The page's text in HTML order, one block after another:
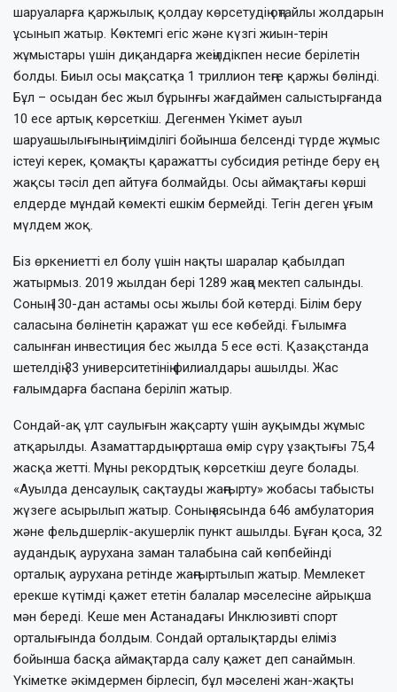
шаруаларға қаржылық қолдау көрсетудің оңтайлы жолдарын
ұсынып жатыр. Көктемгі егіс және күзгі жиын-терін
жұмыстары үшін диқандарға жеңілдікпен несие берілетін
болды. Биыл осы мақсатқа 1 триллион теңге қаржы бөлінді.
Бұл – осыдан бес жыл бұрынғы жағдаймен салыстырғанда
10 есе артық көрсеткіш. Дегенмен Үкімет ауыл
шаруашылығының тиімділігі бойынша белсенді түрде жұмыс
істеуі керек, қомақты қаражатты субсидия ретінде беру ең
жақсы тәсіл деп айтуға болмайды. Осы аймақтағы көрші
елдерде мұндай көмекті ешкім бермейді. Тегін деген ұғым
мүлдем жоқ.
Біз өркениетті ел болу үшін нақты шаралар қабылдап
жатырмыз. 2019 жылдан бері 1289 жаңа мектеп салынды.
Соның 130-дан астамы осы жылы бой көтерді. Білім беру
саласына бөлінетін қаражат үш есе көбейді. Ғылымға
салынған инвестиция бес жылда 5 есе өсті. Қазақстанда
шетелдің 33 университетінің филиалдары ашылды. Жас
ғалымдарға баспана беріліп жатыр.
Сондай-ақ ұлт саулығын жақсарту үшін ауқымды жұмыс
атқарылды. Азаматтардың орташа өмір сүру ұзақтығы 75,4
жасқа жетті. Мұны рекордтық көрсеткіш деуге болады.
«Ауылда денсаулық сақтауды жаңғырту» жобасы табысты
жүзеге асырылып жатыр. Соның аясында 646 амбулатория
және фельдшерлік-акушерлік пункт ашылды. Бұған қоса, 32
аудандық аурухана заман талабына сай көпбейінді
орталық аурухана ретінде жаңғыртылып жатыр. Мемлекет
ерекше күтімді қажет ететін балалар мәселесіне айрықша
мән береді. Кеше мен Астанадағы Инклюзивті спорт
орталығында болдым. Сондай орталықтарды еліміз
бойынша басқа аймақтарда салу қажет деп санаймын.
Үкіметке әкімдермен бірлесіп, бұл мәселені жан-жақты